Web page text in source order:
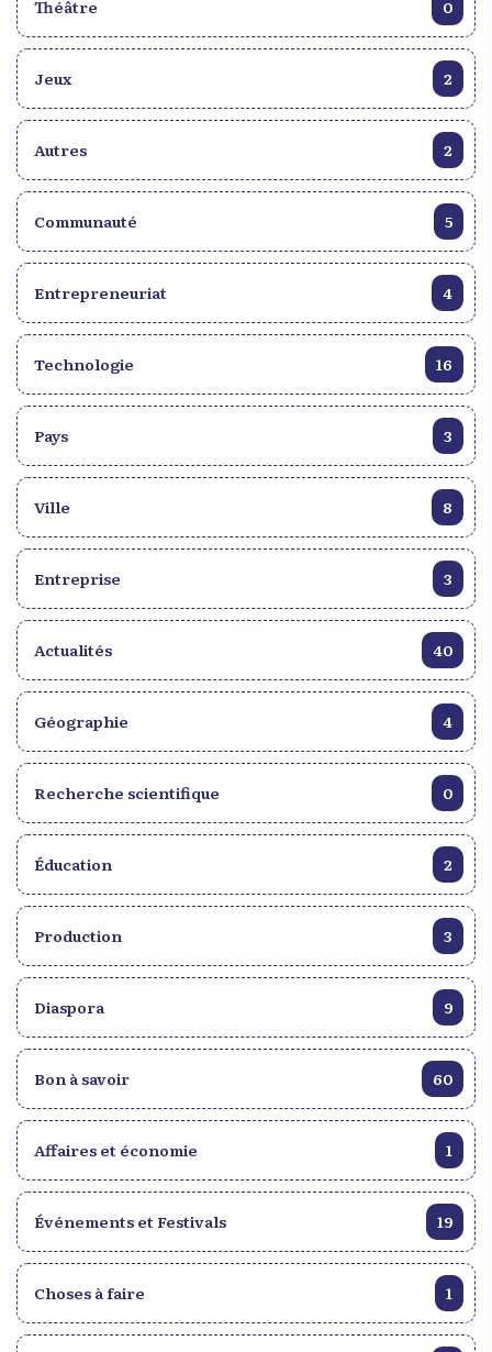
Théâtre 0
Jeux 2
Autres 2
Communauté 5
Entrepreneuriat 4
Technologie 16
Pays 3
Ville 8
Entreprise 3
Actualités 40
Géographie 4
Recherche scientifique 0
Éducation 2
Production 3
Diaspora 9
Bon à savoir 60
Affaires et économie 1
Événements et Festivals 19
Choses à faire 1